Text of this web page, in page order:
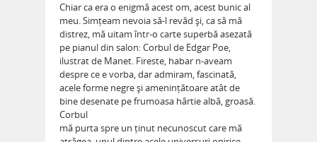
Chiar ca era o enigmă acest om, acest bunic al
meu. Simțeam nevoia să-l revăd și, ca să mă
distrez, mă uitam într-o carte superbă asezată
pe pianul din salon: Corbul de Edgar Poe,
ilustrat de Manet. Fireste, habar n-aveam
despre ce e vorba, dar admiram, fascinată,
acele forme negre și amenințătoare atât de
bine desenate pe frumoasa hârtie albă, groasă.
Corbul
mă purta spre un ținut necunoscut care mă